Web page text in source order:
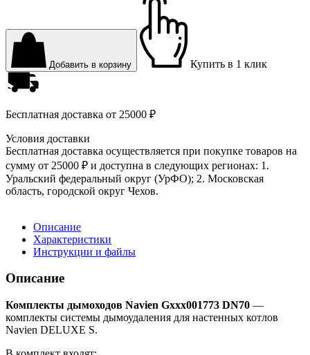
Добавить в корзину Купить в 1 клик
Бесплатная доставка от 25000 ₽
Условия доставки
Бесплатная доставка осуществляется при покупке товаров на
сумму от 25000 ₽ и доступна в следующих регионах: 1.
Уральский федеральный округ (УрФО); 2. Московская
область, городской округ Чехов.
Описание
Характеристики
Инструкции и файлы
Описание
Комплекты дымоходов Navien Gxxx001773 DN70 —
комплекты системы дымоудаления для настенных котлов
Navien DELUXE S.